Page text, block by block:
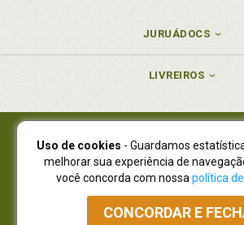
JURUÁDOCS
LIVREIROS
Juruá Editora Ltda., CNPJ
Juruá Informática Ltda., CNPJ
NOVO ENDEREÇO:R. Flávio Dallegrave,
Curitiba - Paraná - CEP
Atendimento: (41) 4009-3900|Vendas
Uso de cookies - Guardamos
melhorar sua experiência de
você concorda com nossa política
CONCORDAR E